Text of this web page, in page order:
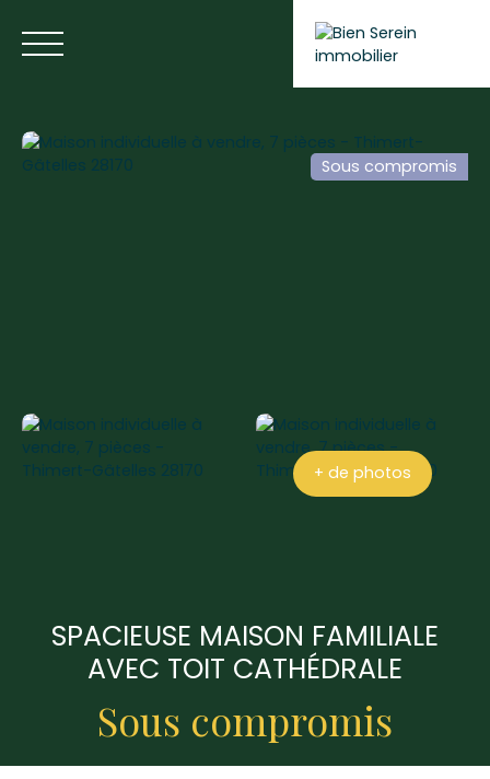
Sous compromis
+ de photos
SPACIEUSE MAISON FAMILIALE
AVEC TOIT CATHÉDRALE
Sous compromis